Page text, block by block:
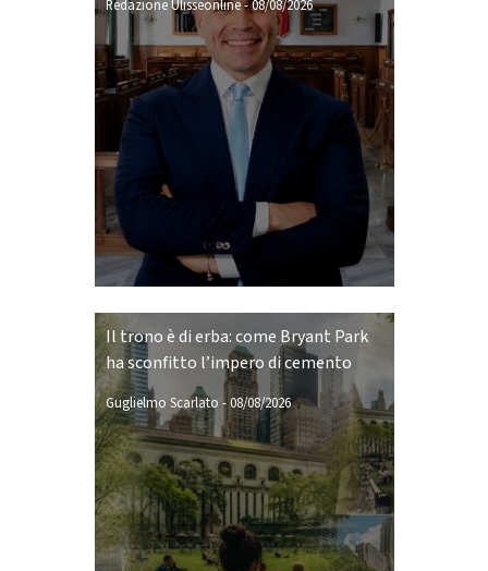
Redazione Ulisseonline-08/08/2026
Il trono è di erba: come Bryant Park
ha sconfitto l’impero di cemento
Guglielmo Scarlato -08/08/2026